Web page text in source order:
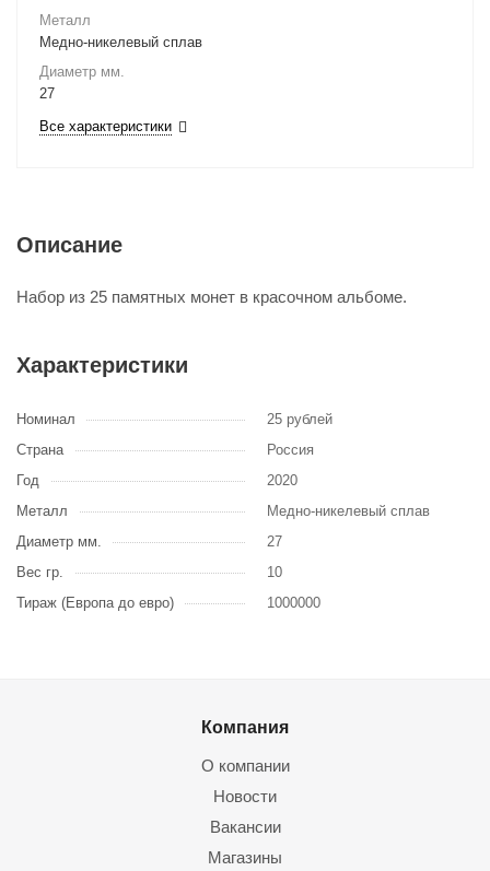
Металл
Медно-никелевый сплав
Диаметр мм.
27
Все характеристики
Описание
Набор из 25 памятных монет в красочном альбоме.
Характеристики
Номинал
25 рублей
Страна
Россия
Год
2020
Металл
Медно-никелевый сплав
Диаметр мм.
27
Вес гр.
10
Тираж (Европа до евро)
1000000
Компания
О компании
Новости
Вакансии
Магазины